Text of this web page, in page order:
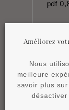
pdf
pdf
Améliorez
Nous
meilleure
savoir plus
désactiver